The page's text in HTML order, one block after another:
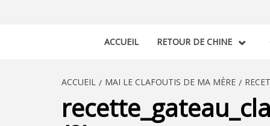
ACCUEIL RETOUR DE CHINE
ACCUEIL MAI LE CLAFOUTIS DE MA MÈRE